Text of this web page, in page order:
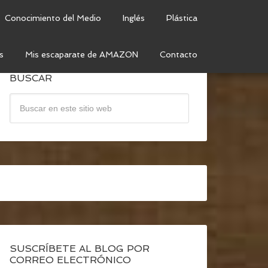
Conocimiento del Medio Inglés Plástica
Mis escaparate de AMAZON Contacto
BUSCAR
SUSCRÍBETE AL BLOG POR
CORREO ELECTRÓNICO